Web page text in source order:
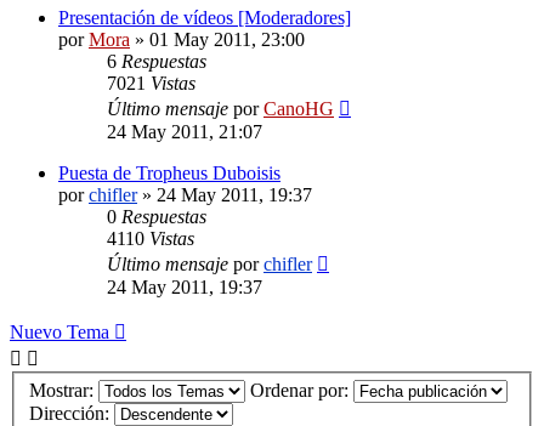
Presentación de vídeos [Moderadores]
porMora » 01 May 2011, 23:00
6 Respuestas
7021 Vistas
Último mensaje porCanoHG
24 May 2011, 21:07
Puesta de Tropheus Duboisis
porchifler» 24 May 2011, 19:37
0 Respuestas
4110 Vistas
Último mensaje porchifler
24 May 2011, 19:37
Nuevo Tema
Mostrar:
Ordenar por:
Dirección: